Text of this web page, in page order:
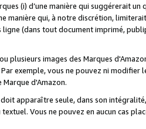
(i) d’une manière qui suggérerait
manière qui, à notre discrétion,
ligne (dans tout document imprimé,
plusieurs images des Marques
exemple, vous ne pouvez ni
d'Amazon.
apparaître seule, dans son
Vous ne pouvez en aucun cas